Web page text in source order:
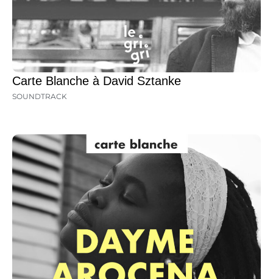
Carte Blanche à David Sztanke
SOUNDTRACK